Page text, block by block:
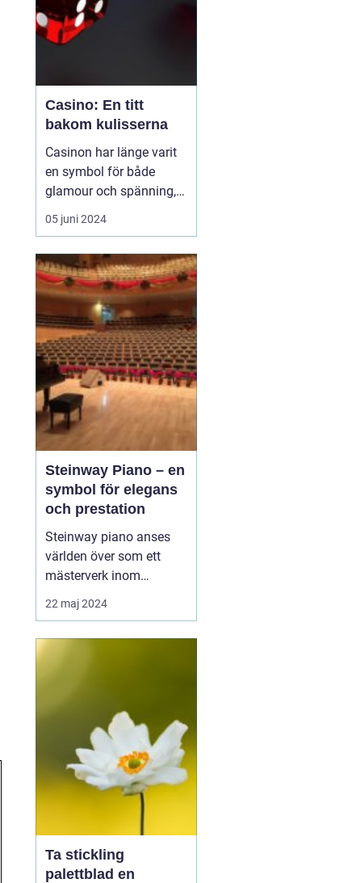
Casino: En titt
bakom kulisserna
Casinon har länge varit
en symbol för både
glamour och spänning,
en plats där tur och
strategi går hand i hand,
en chans att förvandla
en slumpmässig
satsning till en enorm
vinst. ...
05 juni 2024
Steinway Piano – en
symbol för elegans
och prestation
Steinway piano anses
världen över som ett
mästerverk inom
pianokonstruktion och
musikalisk briljans. Med
synonymt med den
22 maj 2024
Ta stickling
palettblad en